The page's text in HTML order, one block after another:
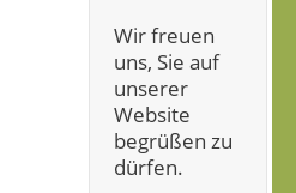
Wir freuen
uns, Sie auf
unserer
Website
begrüßen zu
dürfen.